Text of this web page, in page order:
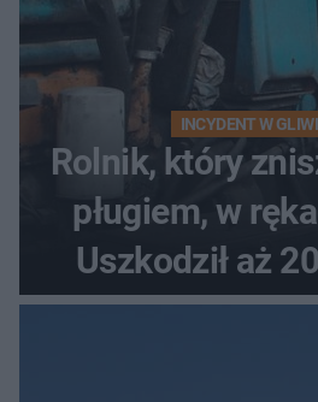
INCYDENT W
Rolnik, który
pługiem, w
Uszkodził aż
nowej